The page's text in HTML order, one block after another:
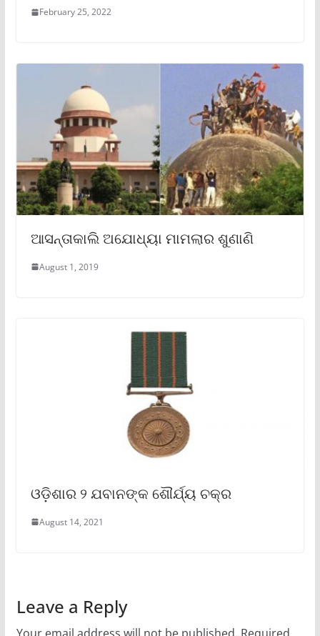
February 25, 2022
ଆସନ୍ତାକାଲି ଅଯୋଧ୍ୟା ମାମଲାର ଶୁଣାଣି
August 1, 2019
ଓଡ଼ିଶାର ୨ ଯବାନଙ୍କ ଶୌର୍ଯ୍ୟ ଚକ୍ର
August 14, 2021
Leave a Reply
Your email address will not be published. Required